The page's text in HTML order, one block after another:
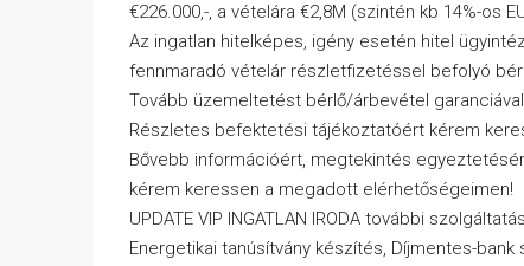
€226.000,-, a vételára €2,8M (szintén kb 14%-os
Az ingatlan hitelképes, igény esetén hitel
fennmaradó vételár részletfizetéssel befolyó
Tovább üzemeltetést bérlő/árbevétel
Részletes befektetési tájékoztatóért kérem
Bővebb információért, megtekintés
kérem keressen a megadott elérhetőségeimen!
UPDATE VIP INGATLAN IRODA további
Energetikai tanúsítvány készítés, Díjmentes-